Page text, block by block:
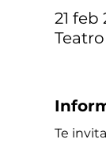
21 feb
Te